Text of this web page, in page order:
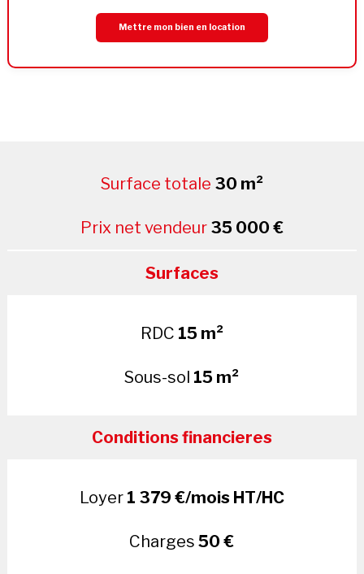
Mettre mon bien en location
Surface totale 30 m²
Prix net vendeur 35 000 €
Surfaces
RDC 15 m²
Sous-sol 15 m²
Conditions financieres
Loyer 1 379 €/mois HT/HC
Charges50 €